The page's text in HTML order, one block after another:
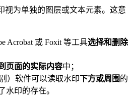
视为单独的图层或文本元素。这意
Acrobat 或 Foxit 等工具选择和删除
页面的实际内容中；
）软件可以读取水印下方或周围的
水印的存在。